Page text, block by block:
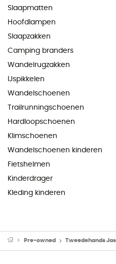
Slaapmatten
Hoofdlampen
Slaapzakken
Camping branders
Wandelrugzakken
IJspikkelen
Wandelschoenen
Trailrunningschoenen
Hardloopschoenen
Klimschoenen
Wandelschoenen kinderen
Fietshelmen
Kinderdrager
Kleding kinderen
Pre-owned Tweedehands